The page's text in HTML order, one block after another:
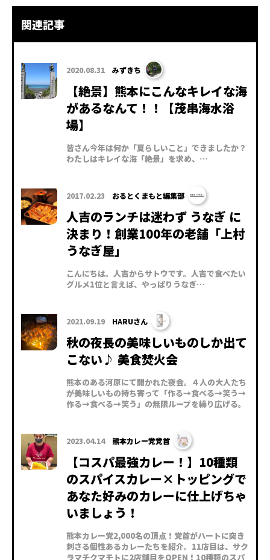
関連記事
2020.08.31 みずきち
【絶景】熊本にこんなキレイな海
があるなんて！！【茂串海水浴
場】
皆さん今年は何か「夏らしいこと」できましたか？
わたしはキレイな海「絶景」を求め、…
2017.02.23 おるとくまもと編集部
人吉のランチは迷わず うなぎ に
決まり！創業100年の老舗「上村
うなぎ屋」
こんにちは。人吉からサトウです。人吉で食べたい
グルメ1位と言えば、やっぱりうなぎ…
2021.09.19 HARUさん
秋の夜長の美味しいものしか出て
こない♪ 美食焚火会
熊本のある河原にて開かれた夜会。４人の大人たち
が美味しいもの持ち寄って「作る→食べる→笑う→
作る→食べる→笑う」の無限ループを繰り広げる。
2023.04.14 熊本カレー党党首
【コスパ最強カレー！】10種類
のスパイスカレー×トッピングで
あなた好みのカレーに仕上げちゃ
いましょう！
熊本カレー党2,000名の頂点！党首がハートに突き
刺さる個性あるカレーたちを紹介。11店目は、サク
ラマチクマモトに2店舗目をOPEN！10種類のスパ